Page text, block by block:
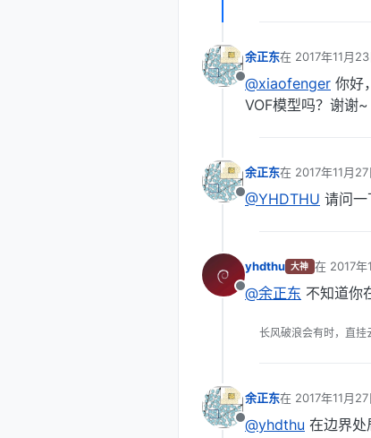
离线
余正东在 2017年11月
最后由 编辑
@xiaofenger 你好
VOF模型吗？谢谢~
离线
余正东在 2017年11月
最后由 编辑
@YHDTHU 请问
离线
yhdthu 大神 在 2017年
最后由 编辑
@余正东 不知道你
长风破浪会有时，直挂
离线
余正东在 2017年11月
最后由 编辑
@yhdthu 在边界处